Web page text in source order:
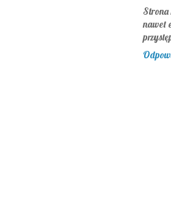
Strona
nawet